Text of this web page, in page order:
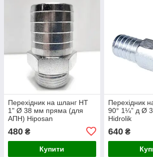
Перехідник на шланг НТ
1" Ø 38 мм пряма (для
АПН) Hiposan
480 ₴
Купити
Перехідник
90° 1¼” д Ø
Hidrolik
640₴